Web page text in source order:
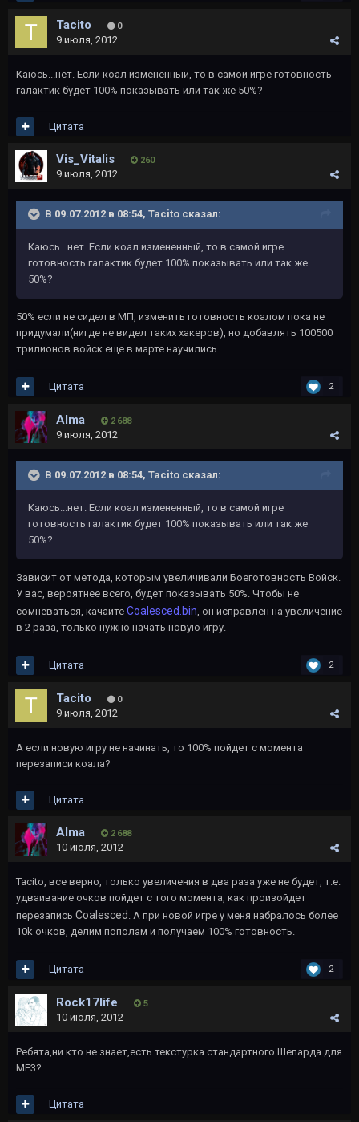
Tacito 0
9 июля, 2012
Каюсь...нет. Если коал измененный, то в самой игре готовность
галактик будет 100% показывать или так же 50%?
Цитата
Vis_Vitalis 260
9 июля, 2012
В 09.07.2012 в 08:54, Tacito сказал:
Каюсь...нет. Если коал измененный, то в самой игре
готовность галактик будет 100% показывать или так же
50%?
50% если не сидел в МП, изменить готовность коалом пока не
придумали(нигде не видел таких хакеров), но добавлять 100500
трилионов войск еще в марте научились.
2
Цитата
Alma 2 688
9 июля, 2012
В 09.07.2012 в 08:54, Tacito сказал:
Каюсь...нет. Если коал измененный, то в самой игре
готовность галактик будет 100% показывать или так же
50%?
Зависит от метода, которым увеличивали Боеготовность Войск.
У вас, вероятнее всего, будет показывать 50%. Чтобы не
сомневаться, качайте Coalesced.bin, он исправлен на увеличение
в 2 раза, только нужно начать новую игру.
2
Цитата
Tacito 0
9 июля, 2012
А если новую игру не начинать, то 100% пойдет с момента
перезаписи коала?
Цитата
Alma 2 688
10 июля, 2012
Tacito, все верно, только увеличения в два раза уже не будет, т.е.
удваивание очков пойдет с того момента, как произойдет
перезапись Coalesced . А при новой игре у меня набралось более
10k очков, делим пополам и получаем 100% готовность.
2
Цитата
Rock17life 5
10 июля, 2012
Ребята,ни кто не знает,есть текстурка стандартного Шепарда для
ME3?
Цитата